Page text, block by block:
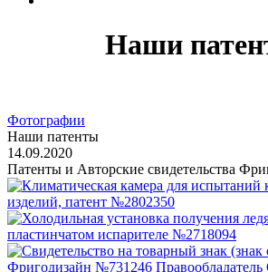
Наши
Фотографии
Наши патенты
14.09.2020
Патенты и Авторские свидетельства